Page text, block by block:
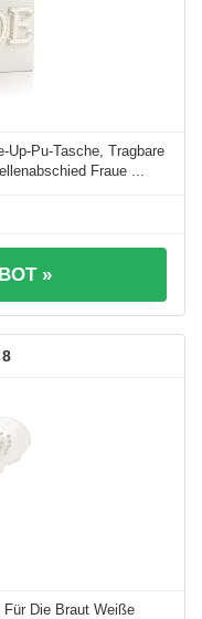
Up-Pu-Tasche, Tragbare
Fraue ...
»
8
Die Braut Weiße